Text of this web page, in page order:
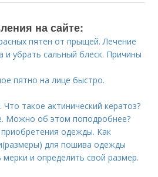
на сайте:
пятен от прыщей. Лечение
и убрать сальный блеск. Причины
пятно на лице быстро.
такое актинический кератоз?
Можно об этом поподробнее?
одежды. Как
для пошива одежды
мерки и определить свой размер.